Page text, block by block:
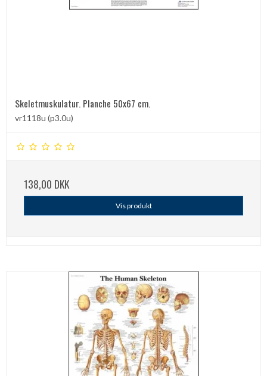
Skeletmuskulatur. Planche 50x67 cm.
vr1118u (p3.0u)
138,00 DKK
Vis produkt